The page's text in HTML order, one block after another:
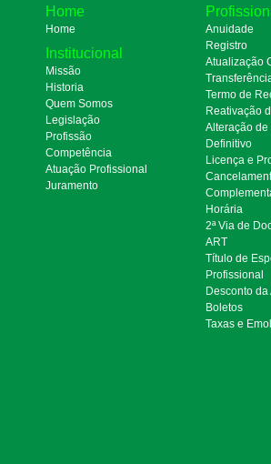
Home
Home
Institucional
Missão
Historia
Quem Somos
Legislação
Profissão
Competência
Atuação Profissional
Juramento
Anuidade
Registro
Atualização
Termo de
Reativação
Alteração
Definitivo
Licença e
Horária
2ª Via de
ART
Título de
Profissional
Desconto da
Boletos
Taxas e